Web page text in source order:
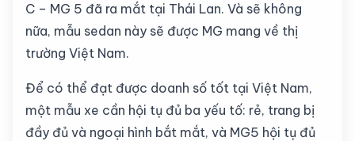
C – MG 5 đã ra mắt tại Thái Lan. Và sẽ không
nữa, mẫu sedan này sẽ được MG mang về thị
trường Việt Nam.
Để có thể đạt được doanh số tốt tại Việt Nam,
một mẫu xe cần hội tụ đủ ba yếu tố: rẻ, trang bị
đầy đủ và ngoại hình bắt mắt, và MG5 hội tụ đủ